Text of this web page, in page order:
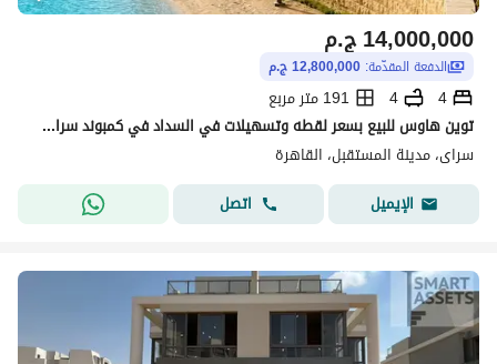
ج.م14,000,000
الدفعة المقدّمة: 12,800,000 ج.م
4
4
191 متر مربع
توين هاوس للبيع بسعر لقطه وتسهيلات في السداد في كمبوند سراي - مرحله كافانا sarai
سراى، مدينة المستقبل، القاهرة
الإيميل
اتصل